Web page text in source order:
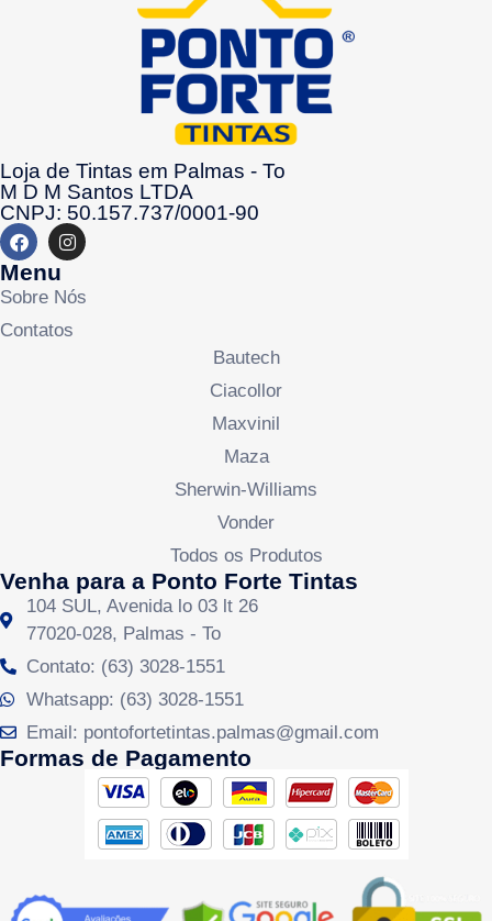
Loja de Tintas em Palmas - To
M D M Santos LTDA
CNPJ: 50.157.737/0001-90
Menu
Sobre Nós
Contatos
Bautech
Ciacollor
Maxvinil
Maza
Sherwin-Williams
Vonder
Todos os Produtos
Venha para a Ponto Forte Tintas
104 SUL, Avenida lo 03 lt 26
77020-028, Palmas - To
Contato: (63) 3028-1551
Whatsapp: (63) 3028-1551
Email: pontofortetintas.palmas@gmail.com
Formas de Pagamento